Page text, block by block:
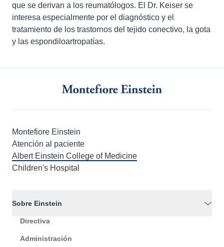
que se derivan a los reumatólogos. El Dr. Keiser se
interesa especialmente por el diagnóstico y el
tratamiento de los trastornos del tejido conectivo, la gota
y las espondiloartropatías.
Montefiore Einstein
Atención al paciente
Albert Einstein College of Medicine
Children's Hospital
Sobre Einstein
Directiva
Administración